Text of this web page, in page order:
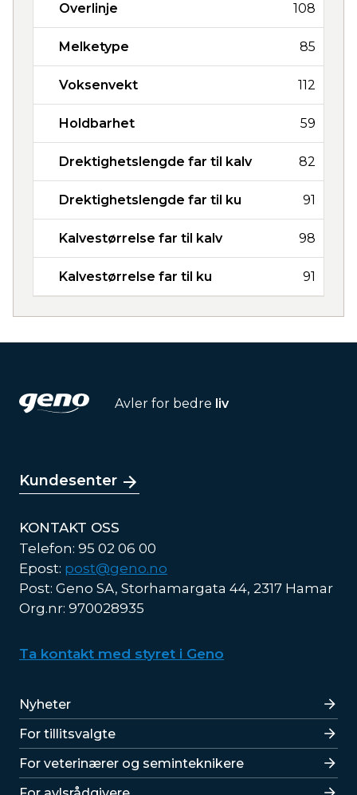
Overlinje 108
Melketype 85
Voksenvekt 112
Holdbarhet 59
Drektighetslengde far til kalv 82
Drektighetslengde far til ku 91
Kalvestørrelse far til kalv 98
Kalvestørrelse far til ku 91
Avler for bedre liv
Kundesenter
KONTAKT OSS
Telefon: 95 02 06 00
Epost: post@geno.no
Post: Geno SA, Storhamargata 44, 2317 Hamar
Org.nr: 970028935
Ta kontakt med styret i Geno
Lenker
Nyheter
For tillitsvalgte
For veterinærer og seminteknikere